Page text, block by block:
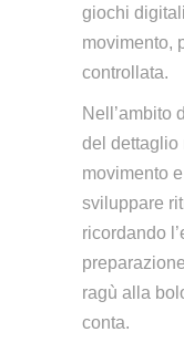
giochi
movimento,
controllata.
Nell’ambito
del dettaglio
movimento
sviluppare
ricordando
ragù alla
conta.